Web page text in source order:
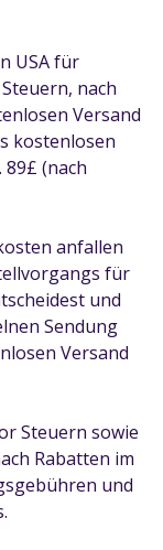
USA für
nach
Versand
kostenlosen
(nach
anfallen
für
und
Sendung
Versand
Steuern sowie
Rabatten im
und